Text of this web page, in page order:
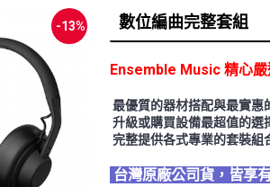
-13% 數位編曲完整套組
Ensemble Music 精心
最優質的器材搭配與最實惠
升級或購買設備最超值的選
完整提供各式專業的套裝組
台灣原廠公司貨，皆享